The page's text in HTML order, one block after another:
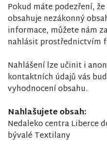
Pokud máte podezření,
obsahuje nezákonný
informace, můžete nám
nahlásit prostřednictvím
Nahlášení lze učinit i
kontaktních údajů vás
vyhodnocení obsahu.
Nahlašujete obsah:
Nedaleko centra Liberce
bývalé Textilany